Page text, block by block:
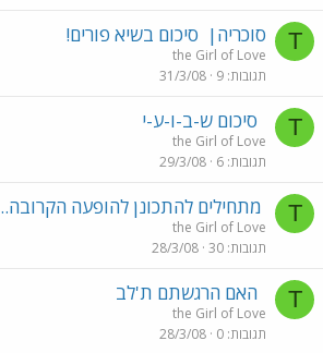
T סוכריה| סיכום בשיא פורים!
the Girl of Love
תגובות 9
31/3/08
T סיכום ש-ב-ו-ע-י
the Girl of Love
תגובות 6
29/3/08
T מתחילים להתכונן להופעה הקרובה..
the Girl of Love
תגובות 30
28/3/08
T האם הרגשתם ת'לב
the Girl of Love
תגובות 0
28/3/08